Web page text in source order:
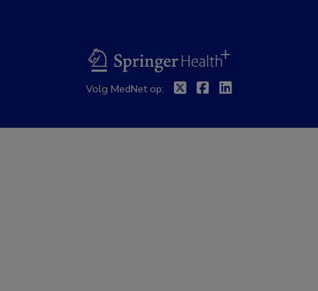
BSL
Volg MedNet op: TwitterFacebook
Linkedin